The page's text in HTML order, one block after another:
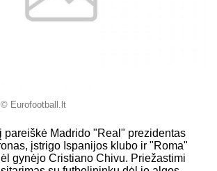
Eurofootball.lt
pareiškė Madrido "Real" prezidentas
įstrigo Ispanijos klubo ir "Roma"
gynėjo Cristiano Chivu. Priežastimi